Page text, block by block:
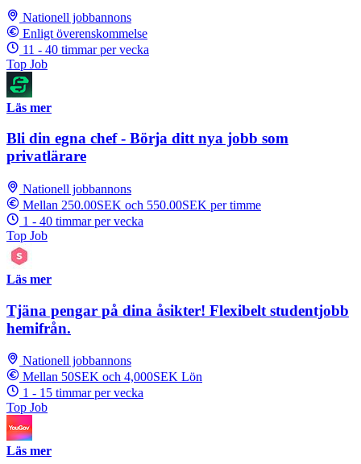
Nationell jobbannons
Enligt överenskommelse
11 - 40 timmar per vecka
Top Job
Läs mer
Bli din egna chef - Börja ditt nya jobb som
privatlärare
Nationell jobbannons
Mellan 250.00SEK och 550.00SEK per timme
1 - 40 timmar per vecka
Top Job
Läs mer
Tjäna pengar på dina åsikter! Flexibelt studentjobb
hemifrån.
Nationell jobbannons
Mellan 50SEK och 4,000SEK Lön
1 - 15 timmar per vecka
Top Job
Läs mer